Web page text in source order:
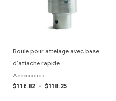
Boule pour attelage avec base
d’attache rapide
Accessoires
$116.82 – $118.25